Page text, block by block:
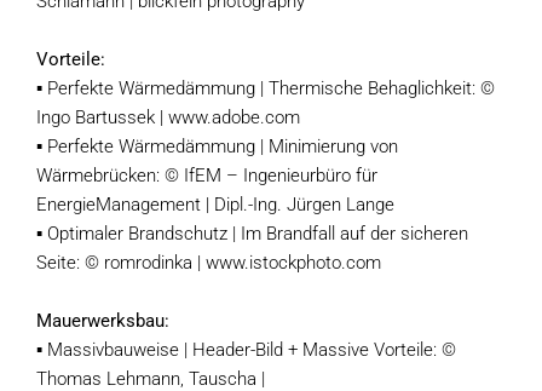
Vorteile:
▪ Perfekte Wärmedämmung | Thermische Behaglichkeit: ©
Ingo Bartussek | www.adobe.com
▪ Perfekte Wärmedämmung | Minimierung von
Wärmebrücken: © IfEM – Ingenieurbüro für
EnergieManagement | Dipl.-Ing. Jürgen Lange
▪ Optimaler Brandschutz | Im Brandfall auf der sicheren
Seite: © romrodinka | www.istockphoto.com
Mauerwerksbau:
▪ Massivbauweise | Header-Bild + Massive Vorteile: ©
Thomas Lehmann, Tauscha |